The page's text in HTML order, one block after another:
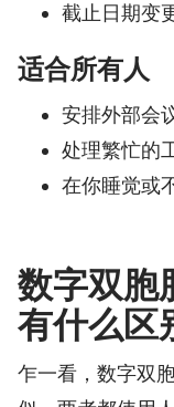
截止日期变
适合所有人
安排外部会
处理繁忙的
在你睡觉或
数字双胞
有什么区
乍一看，数字双